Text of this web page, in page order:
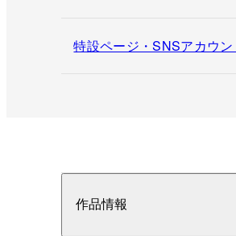
特設ページ・SNSアカウン
作品情報